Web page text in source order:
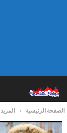
الصفحة الرئيسية المزيد